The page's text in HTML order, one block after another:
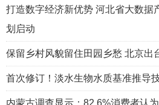
打造数字经济新优势 河北省大数据
划启动
保留乡村风貌留住田园乡愁 北京出
首次修订！淡水生物水质基准推导
内蒙古调查显示：82.6%消费者认